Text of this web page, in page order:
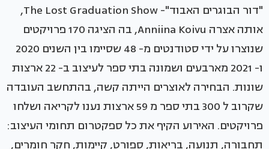
"דור הבוגרים האבוד"- The Lost Graduation Show,
אותה אצרה Anniina Koivu, בה הציגה 170 פרויקטים
שנוצרו על ידי סטודנטים מ- 48 שסיימו בין השנים 2020
ו- 2021 מארבעים ושמונה בתי ספר לעיצוב ב- 22 ארצות
שונות. הבחירה לאוצרים הייתה קשה, בהתחשב העובדה
שקרוב ל 300 בתי ספר מ 59 ארצות נענו לקריאה ושלחו
פרויקטים. האירוע הקיף את כל ספקטרום תחומי העיצוב:
תחבורה, תנועה, בריאות, ספורט, קיימות, חקר חומרים,